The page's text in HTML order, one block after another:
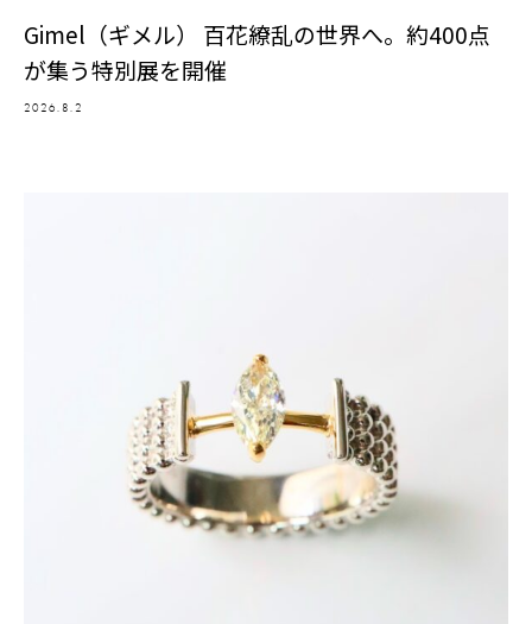
Gimel（ギメル） 百花繚乱の世界へ。約400点
が集う特別展を開催
2026.8.2